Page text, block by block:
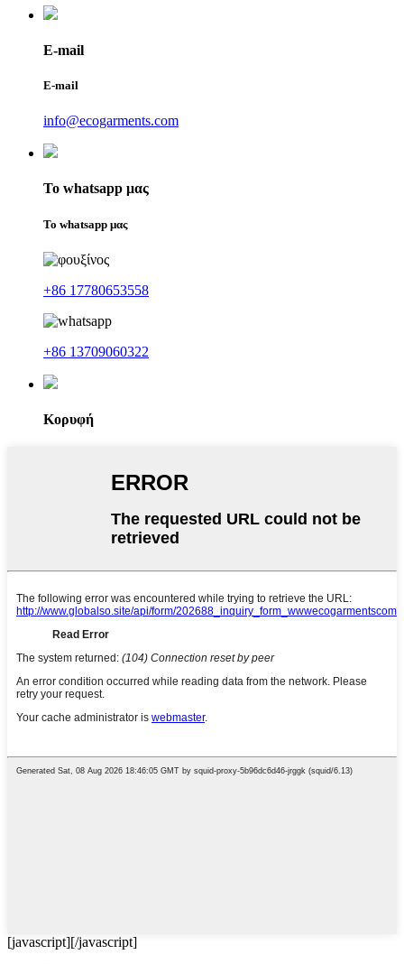
E-mail
E-mail
info@ecogarments.com
Το whatsapp μας
Το whatsapp μας
+86 17780653558
+86 13709060322
Κορυφή
[javascript][/javascript]